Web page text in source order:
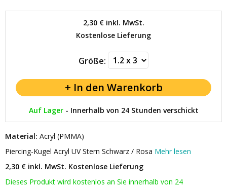
2,30 €inkl. MwSt.
Kostenlose Lieferung
Größe:
Auf Lager- Innerhalb von 24 Stunden verschickt
Material: Acryl (PMMA)
Piercing-Kugel Acryl UV Stern Schwarz / Rosa Mehr lesen
2,30 € inkl. MwSt. Kostenlose Lieferung
Dieses Produkt wird kostenlos an Sie innerhalb von 24